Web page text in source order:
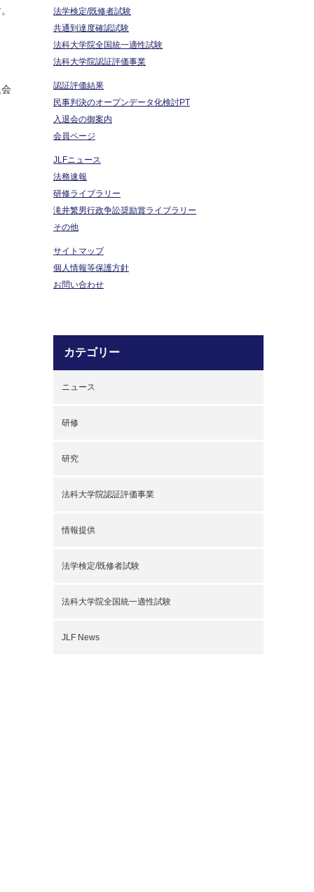
法学検定/既修者試験
共通到達度確認試験
法科大学院全国統一適性試験
法科大学院認証評価事業
認証評価結果
民事判決のオープンデータ化検討PT
入退会の御案内
会員ページ
JLFニュース
法務速報
研修ライブラリー
滝井繁男行政争訟奨励賞ライブラリー
その他
サイトマップ
個人情報等保護方針
お問い合わせ
カテゴリー
ニュース
研修
研究
法科大学院認証評価事業
情報提供
法学検定/既修者試験
法科大学院全国統一適性試験
JLF News